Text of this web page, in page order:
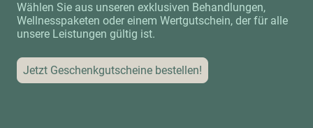
Wählen Sie aus unseren exklusiven Behandlungen,
Wellnesspaketen oder einem Wertgutschein, der für alle
unsere Leistungen gültig ist.
Jetzt Geschenkgutscheine bestellen!